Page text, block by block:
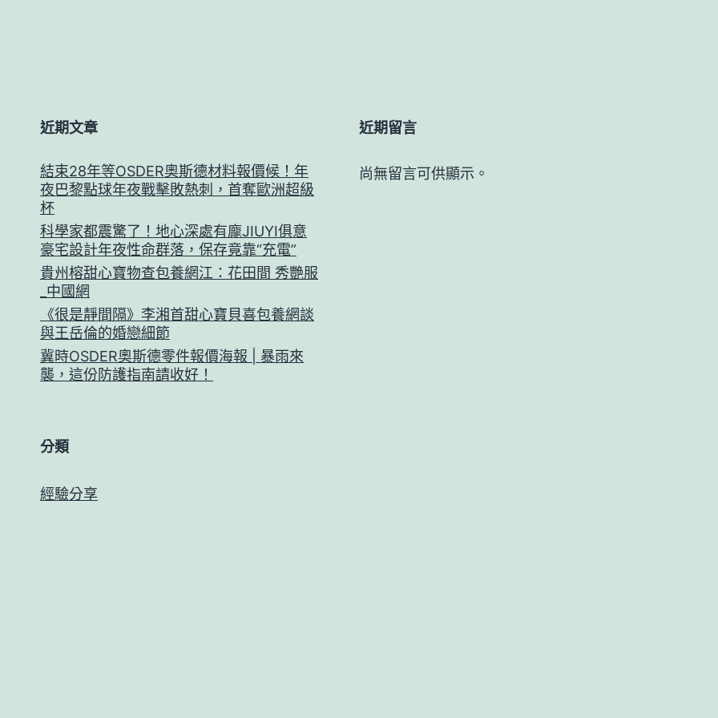
近期文章
結束28年等OSDER奧斯德材料報價候！年
夜巴黎點球年夜戰擊敗熱刺，首奪歐洲超級
杯
科學家都震驚了！地心深處有龐JIUYI俱意
豪宅設計年夜性命群落，保存竟靠“充電”
貴州榕甜心寶物查包養網江：花田間 秀艷服
_中國網
《很是靜間隔》李湘首甜心寶貝喜包養網談
與王岳倫的婚戀細節
冀時OSDER奧斯德零件報價海報 | 暴雨來
襲，這份防護指南請收好！
近期留言
尚無留言可供顯示。
分類
經驗分享